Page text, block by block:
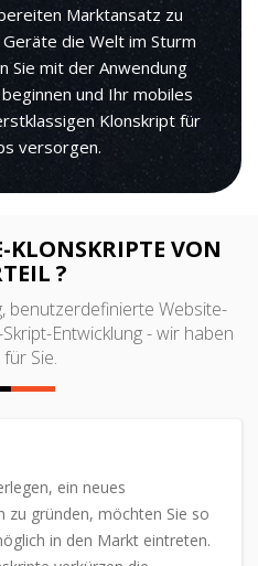
Marktansatz zu
die Welt im Sturm
Sie mit der Anwendung
und Ihr mobiles
Klonskript für
versorgen.
KLONSKRIPTE VON
?
benutzerdefinierte Website-
Entwicklung - wir haben
Sie.
ein neues
zu gründen, möchten Sie so
in den Markt eintreten.